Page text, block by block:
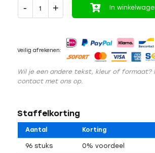
In
Veilig afrekenen:
Wil je een andere tekst, kleur of formaat?
contact met ons op.
Staffelkorting
Aantal Korting
96 stuks 0% voordeel